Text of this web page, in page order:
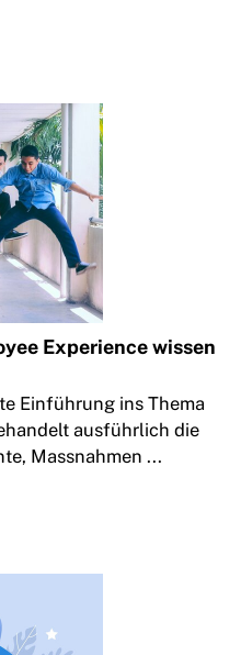
Experience wissen
Einführung ins Thema
ausführlich die
Massnahmen ...